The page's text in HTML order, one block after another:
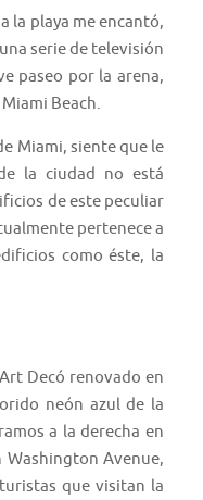
la playa me encantó,
serie de televisión
paseo por la arena,
Beach.
Miami, siente que le
la ciudad no está
de este peculiar
pertenece a
como éste, la
Decó renovado en
neón azul de la
a la derecha en
Washington Avenue,
que visitan la